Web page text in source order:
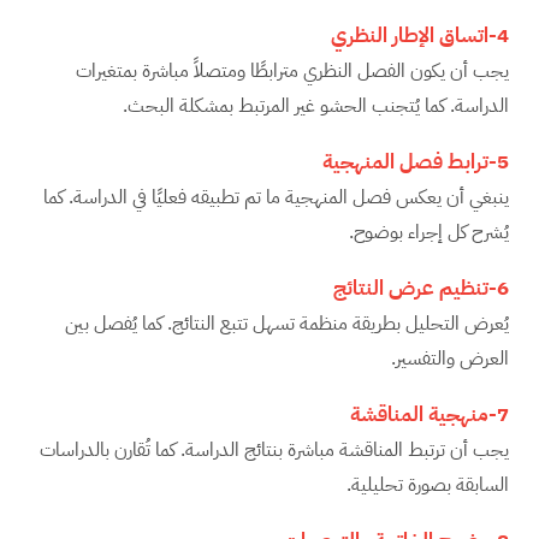
4-اتساق الإطار النظري
يجب أن يكون الفصل النظري مترابطًا ومتصلاً مباشرة بمتغيرات
الدراسة. كما يُتجنب الحشو غير المرتبط بمشكلة البحث.
5-ترابط فصل المنهجية
ينبغي أن يعكس فصل المنهجية ما تم تطبيقه فعليًا في الدراسة. كما
يُشرح كل إجراء بوضوح.
6-تنظيم عرض النتائج
يُعرض التحليل بطريقة منظمة تسهل تتبع النتائج. كما يُفصل بين
العرض والتفسير.
7-منهجية المناقشة
يجب أن ترتبط المناقشة مباشرة بنتائج الدراسة. كما تُقارن بالدراسات
السابقة بصورة تحليلية.